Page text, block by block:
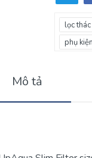
lọc thác
phụ
Mô tả